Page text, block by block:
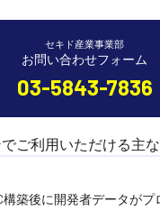
コーポレートサイト
セキド産業事業部
お問い合わせフォーム
03-5843-7836
ご利用いただける主
築後に開発者データがプ